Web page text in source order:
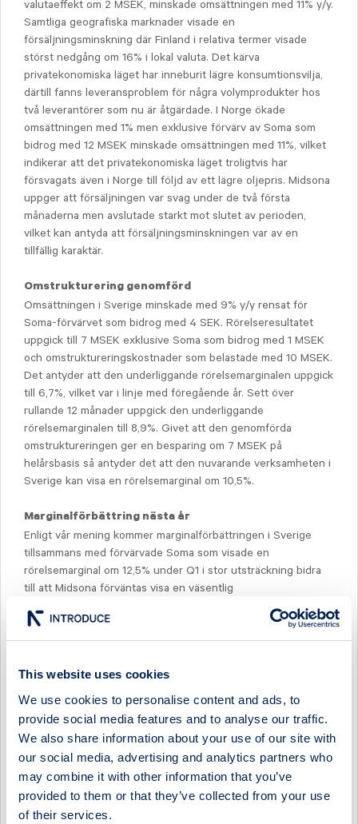
This website uses cookies
We use cookies to personalise content and ads, to
provide social media features and to analyse our traffic.
We also share information about your use of our site with
our social media, advertising and analytics partners who
may combine it with other information that you’ve
provided to them or that they’ve collected from your use
of their services.
valutaeffekt om 2 MSEK, minskade omsättningen med 11% y/y.
Samtliga geografiska marknader visade en
försäljningsminskning där Finland i relativa termer visade
störst nedgång om 16% i lokal valuta. Det kärva
privatekonomiska läget har inneburit lägre konsumtionsvilja,
därtill fanns leveransproblem för några volymprodukter hos
två leverantörer som nu är åtgärdade. I Norge ökade
omsättningen med 1% men exklusive förvärv av Soma som
bidrog med 12 MSEK minskade omsättningen med 11%, vilket
indikerar att det privatekonomiska läget troligtvis har
försvagats även i Norge till följd av ett lägre oljepris. Midsona
uppger att försäljningen var svag under de två första
månaderna men avslutade starkt mot slutet av perioden,
vilket kan antyda att försäljningsminskningen var av en
tillfällig karaktär.
Omstrukturering genomförd
Omsättningen i Sverige minskade med 9% y/y rensat för
Soma-förvärvet som bidrog med 4 SEK. Rörelseresultatet
uppgick till 7 MSEK exklusive Soma som bidrog med 1 MSEK
och omstruktureringskostnader som belastade med 10 MSEK.
Det antyder att den underliggande rörelsemarginalen uppgick
till 6,7%, vilket var i linje med föregående år. Sett över
rullande 12 månader uppgick den underliggande
rörelsemarginalen till 8,9%. Givet att den genomförda
omstruktureringen ger en besparing om 7 MSEK på
helårsbasis så antyder det att den nuvarande verksamheten i
Sverige kan visa en rörelsemarginal om 10,5%.
Marginalförbättring nästa år
Enligt vår mening kommer marginalförbättringen i Sverige
tillsammans med förvärvade Soma som visade en
rörelsemarginal om 12,5% under Q1 i stor utsträckning bidra
till att Midsona förväntas visa en väsentlig
lönsamhetsförbättring under 2016. Vi har reviderat ned våra
prognoser för 2015 och 2016 men räknar alltjämt med en
rörelsemarginal om 9,0% nästa år.
Select Research Type...
MIDSONA - LOOKING DUE NORTH AS SOUTH COMPS
EASE IN H2
19 July 2026